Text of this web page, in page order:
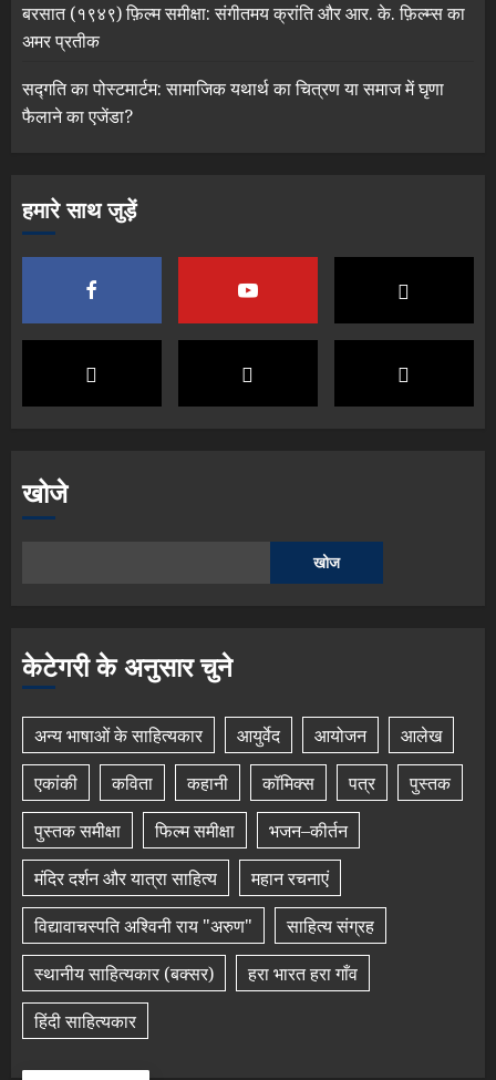
बरसात (१९४९) फ़िल्म समीक्षा: संगीतमय क्रांति और आर. के. फ़िल्म्स का
अमर प्रतीक
सद्गति का पोस्टमार्टम: सामाजिक यथार्थ का चित्रण या समाज में घृणा
फैलाने का एजेंडा?
हमारे साथ जुड़ें
खोजे
खोज
केटेगरी के अनुसार चुने
अन्य भाषाओं के साहित्यकार आयुर्वेद आयोजन
आलेख
एकांकी
कविता कहानी कॉमिक्स पत्र
पुस्तक
पुस्तक समीक्षा
फिल्म समीक्षा
भजन–कीर्तन
मंदिर दर्शन और यात्रा साहित्य
महान रचनाएं
विद्यावाचस्पति अश्विनी राय "अरुण"
साहित्य संग्रह
स्थानीय साहित्यकार (बक्सर)
हरा भारत हरा गाँव
हिंदी साहित्यकार